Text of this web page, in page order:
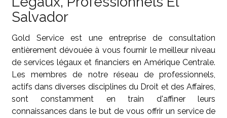
Salvador
Gold Service est une entreprise de consultation
entièrement dévouée à vous fournir le meilleur niveau
de services légaux et financiers en Amérique Centrale.
Les membres de notre réseau de professionnels,
actifs dans diverses disciplines du Droit et des Affaires,
sont constamment en train d'affiner leurs
connaissances dans le but de vous offrir un service de